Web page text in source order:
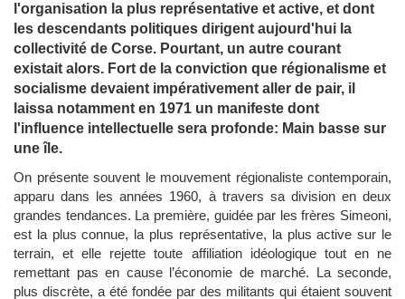
l'organisation la plus représentative et active, et dont
les descendants politiques dirigent aujourd'hui la
collectivité de Corse. Pourtant, un autre courant
existait alors. Fort de la conviction que régionalisme et
socialisme devaient impérativement aller de pair, il
laissa notamment en 1971 un manifeste dont
l'influence intellectuelle sera profonde: Main basse sur
une île.
On présente souvent le mouvement régionaliste contemporain,
apparu dans les années 1960, à travers sa division en deux
grandes tendances. La première, guidée par les frères Simeoni,
est la plus connue, la plus représentative, la plus active sur le
terrain, et elle rejette toute affiliation idéologique tout en ne
remettant pas en cause l’économie de marché. La seconde,
plus discrète, a été fondée par des militants qui étaient souvent